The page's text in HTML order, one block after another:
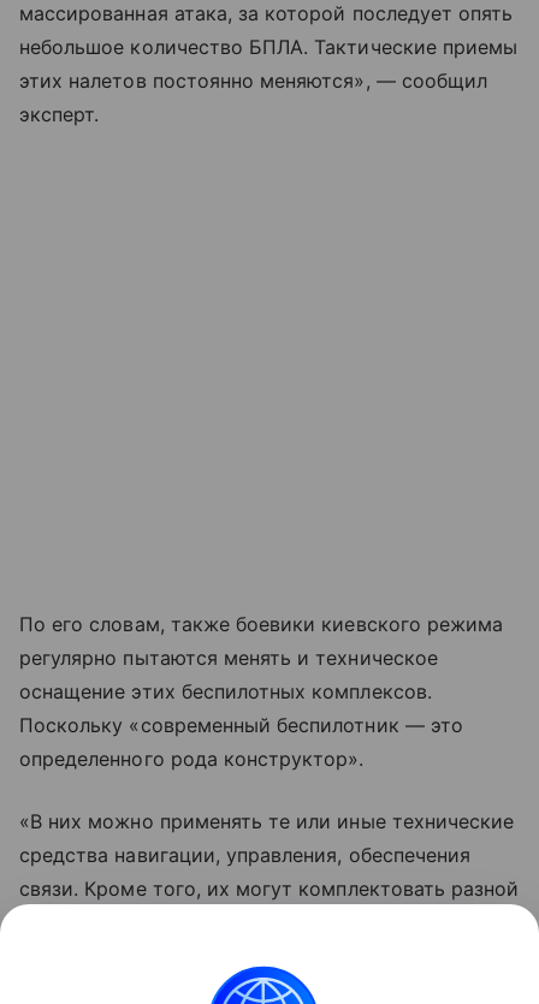
массированная атака, за которой последует опять
небольшое количество БПЛА. Тактические приемы
этих налетов постоянно меняются», — сообщил
эксперт.
По его словам, также боевики киевского режима
регулярно пытаются менять и техническое
оснащение этих беспилотных комплексов.
Поскольку «современный беспилотник — это
определенного рода конструктор».
«В них можно применять те или иные технические
средства навигации, управления, обеспечения
связи. Кроме того, их могут комплектовать разной
резюмировал собеседник ВФокусе Mail.